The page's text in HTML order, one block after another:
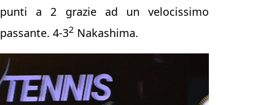
punti a 2 grazie ad un velocissimo
passante. 4-32 Nakashima.